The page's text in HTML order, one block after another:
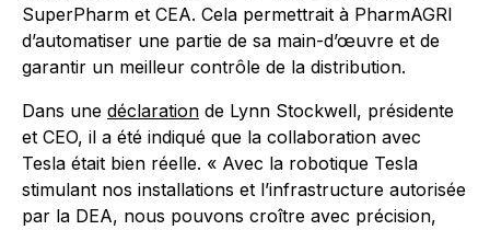
SuperPharm et CEA. Cela permettrait à PharmAGRI
d’automatiser une partie de sa main-d’œuvre et de
garantir un meilleur contrôle de la distribution.
Dans une déclaration de Lynn Stockwell, présidente
et CEO, il a été indiqué que la collaboration avec
Tesla était bien réelle. « Avec la robotique Tesla
stimulant nos installations et l’infrastructure autorisée
par la DEA, nous pouvons croître avec précision,